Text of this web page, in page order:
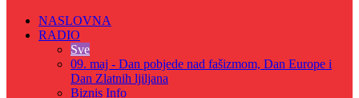
NASLOVNA
RADIO
Sve
09. maj - Dan pobjede nad fašizmom, Dan Europe i
Dan Zlatnih ljiljana
Biznis Info